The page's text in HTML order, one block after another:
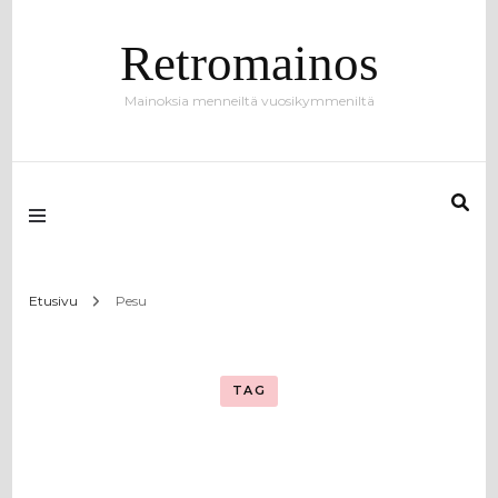
Retromainos
Mainoksia menneiltä vuosikymmeniltä
Etusivu Pesu
TAG